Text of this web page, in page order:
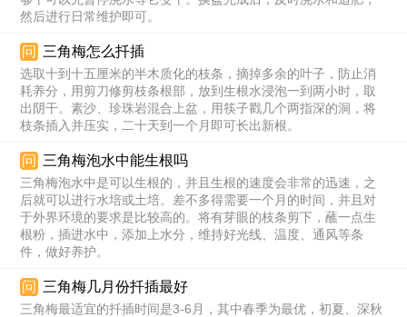
然后进行日常维护即可。
问 三角梅怎么扦插
选取十到十五厘米的半木质化的枝条，摘掉多余的叶子，防止消
耗养分，用剪刀修剪枝条根部，放到生根水浸泡一到两小时，取
出阴干。素沙、珍珠岩混合上盆，用筷子戳几个两指深的洞，将
枝条插入并压实，二十天到一个月即可长出新根。
问 三角梅泡水中能生根吗
三角梅泡水中是可以生根的，并且生根的速度会非常的迅速，之
后就可以进行水培或土培。差不多得需要一个月的时间，并且对
于外界环境的要求是比较高的。将有芽眼的枝条剪下，蘸一点生
根粉，插进水中，添加上水分，维持好光线、温度、通风等条
件，做好养护。
问 三角梅几月份扦插最好
三角梅最适宜的扦插时间是3-6月，其中春季为最优，初夏、深秋